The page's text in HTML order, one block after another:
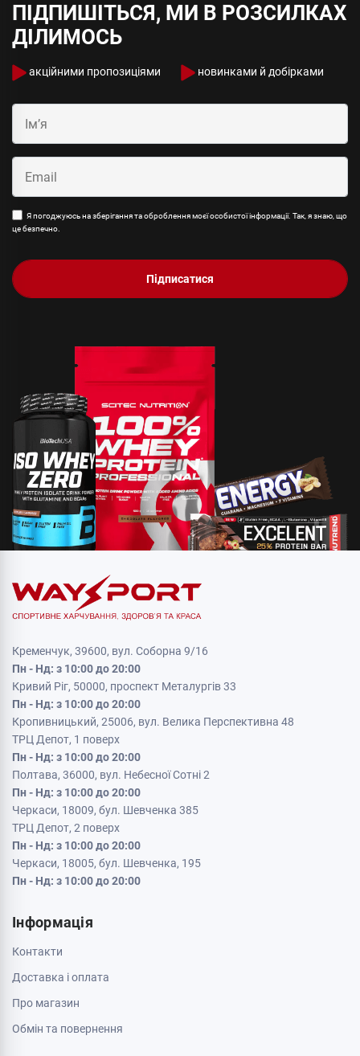
ПІДПИШІТЬСЯ, МИ В РОЗСИЛКАХ
ДІЛИМОСЬ
акційними пропозиціями новинками й добірками
Я погоджуюсь на зберігання та оброблення моєї особистої інформації. Так, я знаю, що
це безпечно.
Підписатися
Кременчук, 39600, вул. Соборна 9/16
Пн - Нд: з 10:00 до 20:00
Кривий Ріг, 50000, проспект Металургів 33
Пн - Нд: з 10:00 до 20:00
Кропивницький, 25006, вул. Велика Перспективна 48
ТРЦ Депот, 1 поверх
Пн - Нд: з 10:00 до 20:00
Полтава, 36000, вул. Небесної Сотні 2
Пн - Нд: з 10:00 до 20:00
Черкаси, 18009, бул. Шевченка 385
ТРЦ Депот, 2 поверх
Пн - Нд: з 10:00 до 20:00
Черкаси, 18005, бул. Шевченка, 195
Пн - Нд: з 10:00 до 20:00
Інформація
Контакти
Доставка і оплата
Про магазин
Обмін та повернення